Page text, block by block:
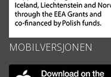
MOBILVERSJONEN